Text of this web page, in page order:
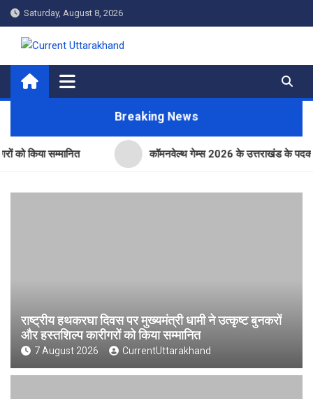
Skip
to
content
Saturday, August 8, 2026
Current Uttarakhand
Breaking News
सम्मानित कॉमनवेल्थ गेम्स 2026 के उत्तराखंड के पदक विजेताओं
राष्ट्रीय हथकरघा दिवस पर मुख्यमंत्री धामी ने उत्कृष्ट बुनकरों
और हस्तशिल्प कारीगरों को किया सम्मानित
7 August 2026 CurrentUttarakhand